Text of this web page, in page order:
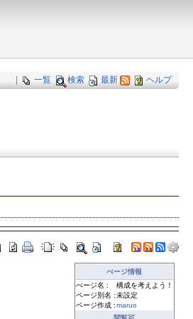
一覧 検索 最新 ヘルプ
ぺージ情報
ぺージ名 :
構成を考えよう！
ページ別名 :未設定
ページ作成 :maruo